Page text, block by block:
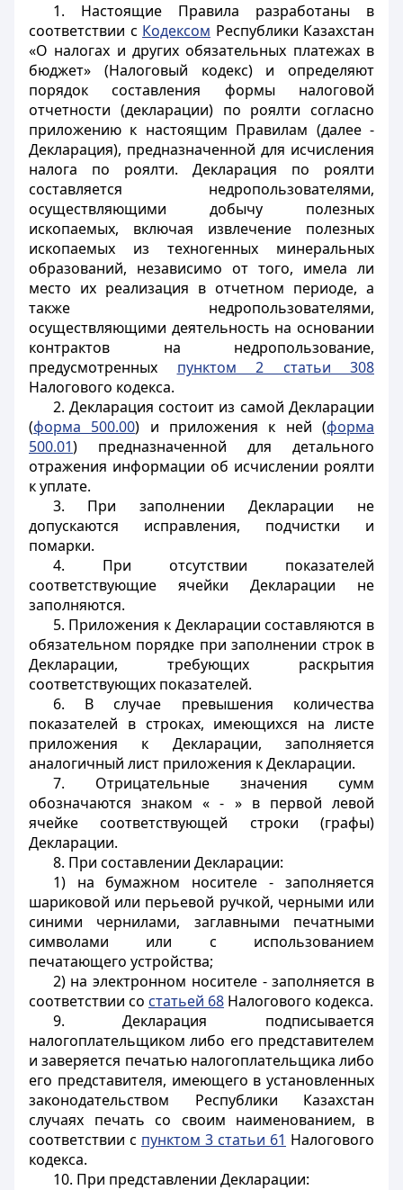
1. Настоящие Правила разработаны в
соответствии с Кодексом Республики Казахстан
«О налогах и других обязательных платежах в
бюджет» (Налоговый кодекс) и определяют
порядок составления формы налоговой
отчетности (декларации) по роялти согласно
приложению к настоящим Правилам (далее -
Декларация), предназначенной для исчисления
налога по роялти. Декларация по роялти
составляется недропользователями,
осуществляющими добычу полезных
ископаемых, включая извлечение полезных
ископаемых из техногенных минеральных
образований, независимо от того, имела ли
место их реализация в отчетном периоде, а
также недропользователями,
осуществляющими деятельность на основании
контрактов на недропользование,
предусмотренных пунктом 2 статьи 308
Налогового кодекса.
2. Декларация состоит из самой Декларации
(форма 500.00) и приложения к ней (форма
500.01) предназначенной для детального
отражения информации об исчислении роялти
к уплате.
3. При заполнении Декларации не
допускаются исправления, подчистки и
помарки.
4. При отсутствии показателей
соответствующие ячейки Декларации не
заполняются.
5. Приложения к Декларации составляются в
обязательном порядке при заполнении строк в
Декларации, требующих раскрытия
соответствующих показателей.
6. В случае превышения количества
показателей в строках, имеющихся на листе
приложения к Декларации, заполняется
аналогичный лист приложения к Декларации.
7. Отрицательные значения сумм
обозначаются знаком « - » в первой левой
ячейке соответствующей строки (графы)
Декларации.
8. При составлении Декларации:
1) на бумажном носителе - заполняется
шариковой или перьевой ручкой, черными или
синими чернилами, заглавными печатными
символами или с использованием
печатающего устройства;
2) на электронном носителе - заполняется в
соответствии со статьей 68 Налогового кодекса.
9. Декларация подписывается
налогоплательщиком либо его представителем
и заверяется печатью налогоплательщика либо
его представителя, имеющего в установленных
законодательством Республики Казахстан
случаях печать со своим наименованием, в
соответствии с пунктом 3 статьи 61 Налогового
кодекса.
10. При представлении Декларации: